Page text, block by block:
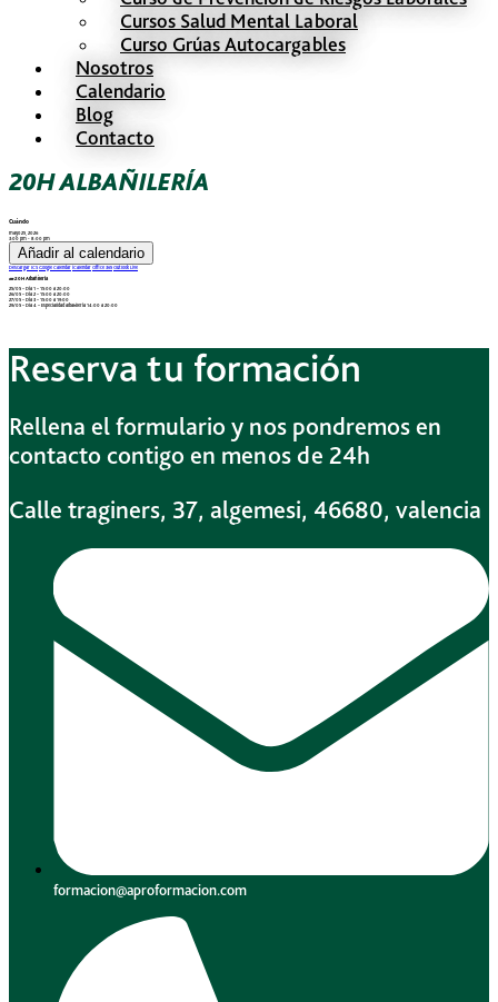
Cursos Salud Mental Laboral
Curso Grúas Autocargables
Nosotros
Calendario
Blog
Contacto
20H ALBAÑILERÍA
Cuándo
mayo 25, 2026
3:00 pm - 8:00 pm
Añadir al calendario
Descargar ICS Google Calendar iCalendar Office 365 Outlook Live
🧱 20H Albañilería
25/05 – Día 1 – 15:00 a 20:00
26/05 – Día 2 – 15:00 a 20:00
27/05 – Día 3 – 15:00 a 19:00
29/05 – Dia 4 – Especialidad albañilería 14:00 a 20:00
Reserva tu formación
Rellena el formulario y nos pondremos en
contacto contigo en menos de 24h
Calle traginers, 37, algemesi, 46680, valencia
formacion@aproformacion.com